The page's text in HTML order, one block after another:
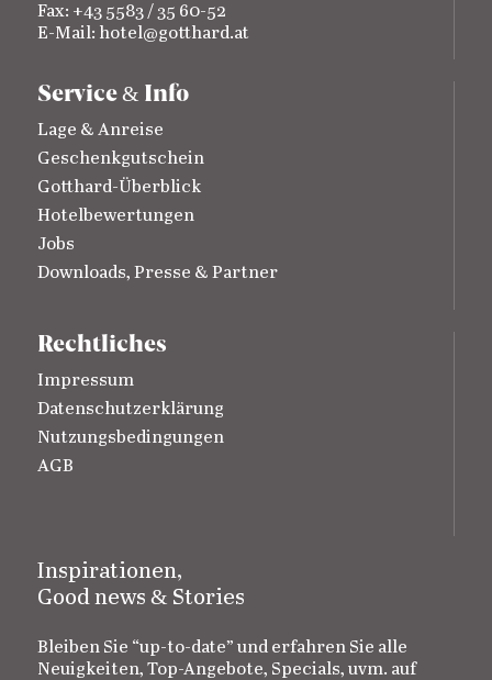
Fax: +43 5583 / 35 60-52
E-Mail: hotel@gotthard.at
Service& Info
Lage & Anreise
Geschenkgutschein
Gotthard-Überblick
Hotelbewertungen
Jobs
Downloads, Presse & Partner
Rechtliches
Impressum
Datenschutzerklärung
Nutzungsbedingungen
AGB
Inspirationen,
Good news & Stories
Bleiben Sie “up-to-date” und erfahren Sie alle
Neuigkeiten, Top-Angebote, Specials, uvm. auf